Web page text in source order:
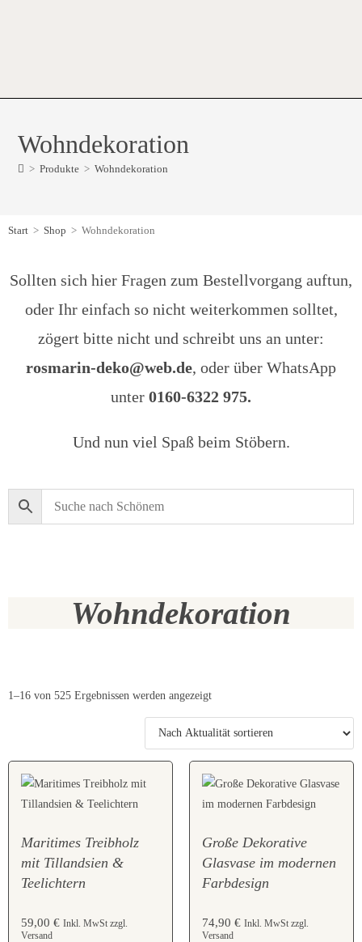
Wohndekoration
> Produkte > Wohndekoration
Start > Shop > Wohndekoration
Sollten sich hier Fragen zum Bestellvorgang auftun,
oder Ihr einfach so nicht weiterkommen solltet,
zögert bitte nicht und schreibt uns an unter:
rosmarin-deko@web.de, oder über WhatsApp
unter 0160-6322 975.
Und nun viel Spaß beim Stöbern.
Wohndekoration
1–16 von 525 Ergebnissen werden angezeigt
Maritimes Treibholz
mit Tillandsien &
Teelichtern
59,00 € Inkl. MwSt zzgl.
Versand
Große Dekorative
Glasvase im modernen
Farbdesign
74,90 € Inkl. MwSt zzgl.
Versand